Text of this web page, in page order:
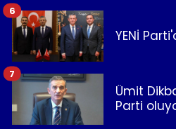
YENİ
6
Ümit
Parti
7